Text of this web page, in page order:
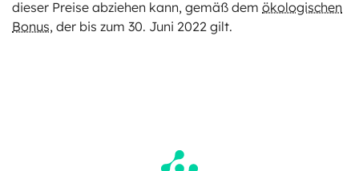
dieser Preise abziehen kann, gemäß dem ökologischen
Bonus, der bis zum 30. Juni 2022 gilt.